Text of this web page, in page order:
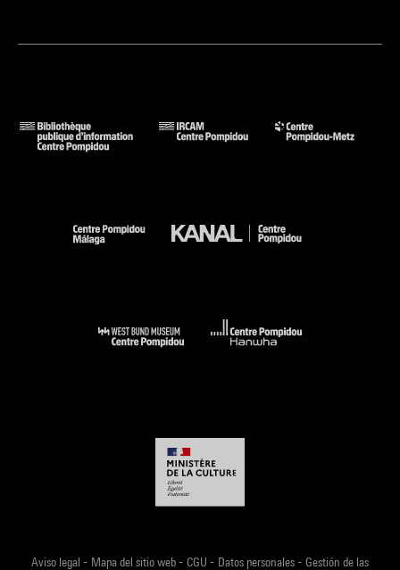
Aviso legal - Mapa del sitio web- CGU - Datos personales- Gestión de las